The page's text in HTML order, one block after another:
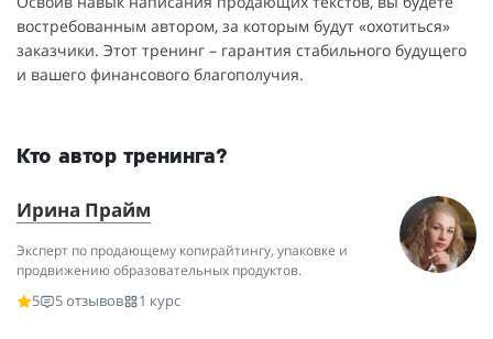
востребованным автором, за которым будут «охотиться»
заказчики. Этот тренинг – гарантия стабильного будущего
и вашего финансового благополучия.
Кто автор тренинга?
Ирина Прайм
Эксперт по продающему копирайтингу, упаковке и
продвижению образовательных продуктов.
5
5 отзывов 1 курс